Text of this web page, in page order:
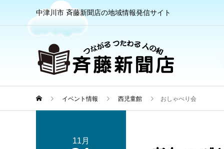
中津川市 斉藤新聞店の地域情報発信サイト
イベント情報 西児童館 おしゃべり会
11月